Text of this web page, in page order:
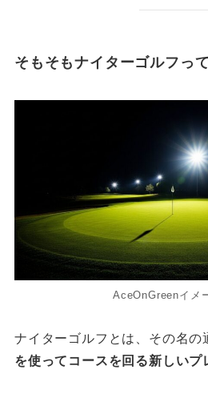
そもそもナイターゴルフっ
AceOnGreenイメ
ナイターゴルフとは、その名の
を使ってコースを回る新しいプ